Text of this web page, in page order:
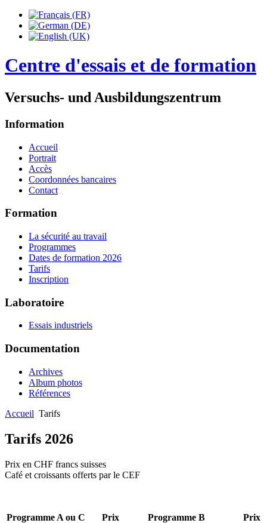
Centre d'essais et de formation
Versuchs- und Ausbildungszentrum
Information
Accueil
Portrait
Accès
Coordonnées bancaires
Contact
Formation
La sécurité au travail
Programmes
Dates de formation 2026
Tarifs
Inscription
Laboratoire
Essais industriels
Documentation
Archives
Album photos
Références
Accueil Tarifs
Tarifs 2026
Prix en CHF francs suisses
Café et croissants offerts par le CEF
Programme A ou C Prix Programme B Prix